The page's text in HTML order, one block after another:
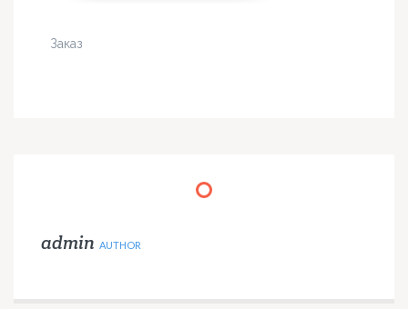
Заказ
admin AUTHOR